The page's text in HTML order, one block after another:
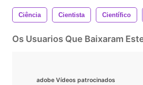
Ciência Cientista Científico
Os Usuarios Que Baixaram
adobe Vídeos patrocinados